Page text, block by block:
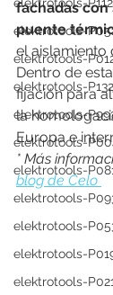
elektrotools-
elektrotools-
elektrotools-
elektrotools-
elektrotools-
elektrotools-
elektrotools-
elektrotools-
elektrotools-
elektrotools-
fachadas con
puente
el aislamiento
Dentro de
fijación para
la
Europa e
* Más
blog de Celo